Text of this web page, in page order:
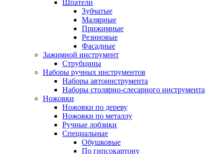
Шпатели
Зубчатые
Малярные
Прижимные
Резиновые
Фасадные
Зажимной инструмент
Струбцины
Наборы ручных инструментов
Наборы автоинструмента
Наборы столярно-слесарного инструмента
Ножовки
Ножовки по дереву
Ножовки по металлу
Ручные лобзики
Специальные
Обушковые
По гипсокартону